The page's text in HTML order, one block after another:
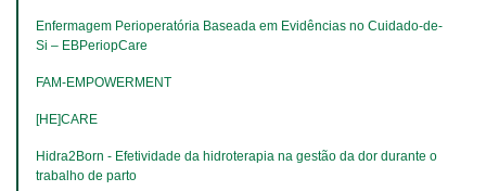
Enfermagem Perioperatória Baseada em Evidências no Cuidado-de-
Si – EBPeriopCare
FAM-EMPOWERMENT
[HE]CARE
Hidra2Born - Efetividade da hidroterapia na gestão da dor durante o
trabalho de parto